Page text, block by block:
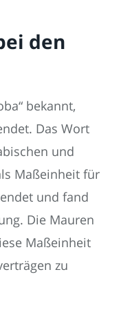
den
bekannt,
Das Wort
und
Maßeinheit für
und fand
Die Mauren
Maßeinheit
zu